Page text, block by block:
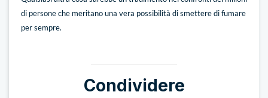
di persone che meritano una vera possibilità di smettere di fumare
per sempre.
Condividere